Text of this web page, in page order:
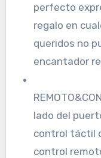
perfecto
regalo en
queridos no
encantador
lado del
control táctil
control